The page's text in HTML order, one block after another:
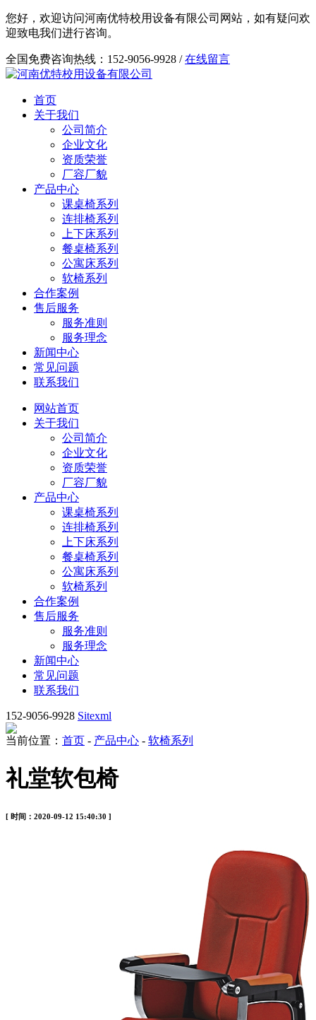
您好，欢迎访问河南优特校用设备有限公司网站，如有疑问欢
迎致电我们进行咨询。
全国免费咨询热线：152-9056-9928 /在线留言
首页
关于我们
公司简介
企业文化
资质荣誉
厂容厂貌
产品中心
课桌椅系列
连排椅系列
上下床系列
餐桌椅系列
公寓床系列
软椅系列
合作案例
售后服务
服务准则
服务理念
新闻中心
常见问题
联系我们
网站首页
关于我们
公司简介
企业文化
资质荣誉
厂容厂貌
产品中心
课桌椅系列
连排椅系列
上下床系列
餐桌椅系列
公寓床系列
软椅系列
合作案例
售后服务
服务准则
服务理念
新闻中心
常见问题
联系我们
152-9056-9928 Sitexml
当前位置： 首页 - 产品中心 - 软椅系列
礼堂软包椅
[ 时间：2020-09-12 15:40:30 ]